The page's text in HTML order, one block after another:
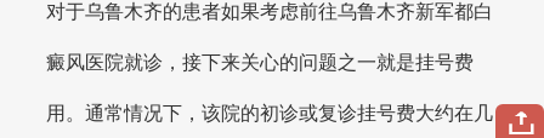
对于乌鲁木齐的患者如果考虑前往乌鲁木齐新军都白
癜风医院就诊，接下来关心的问题之一就是挂号费
用。通常情况下，该院的初诊或复诊挂号费大约在几